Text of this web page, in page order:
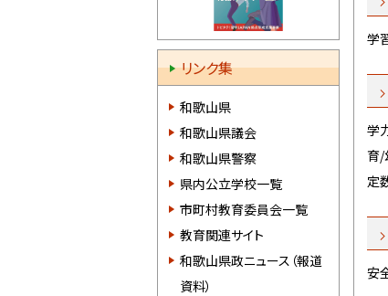
学
学
育/
定
安
リンク集
和歌山県
和歌山県議会
和歌山県警察
県内公立学校一覧
市町村教育委員会一覧
教育関連サイト
和歌山県政ニュース（報道
資料）